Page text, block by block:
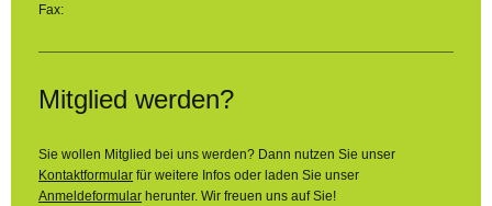
Fax:
Mitglied werden?
Sie wollen Mitglied bei uns werden? Dann nutzen Sie unser
Kontaktformular für weitere Infos oder laden Sie unser
Anmeldeformular herunter. Wir freuen uns auf Sie!